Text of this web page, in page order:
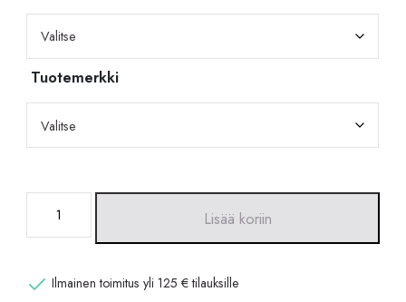
Tuotemerkki
-
Lisää koriin
Ilmainen toimitus yli 125 € tilauksille